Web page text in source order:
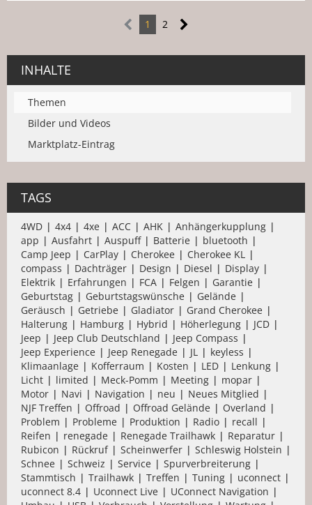
1 2
INHALTE
Themen
Bilder und Videos
Marktplatz-Eintrag
TAGS
4WD 4x4 4xe ACC AHK
Anhängerkupplung
app
Ausfahrt Auspuff Batterie
bluetooth
Camp Jeep
CarPlay Cherokee
Cherokee KL
compass
Dachträger Design Diesel
Display
Elektrik
Erfahrungen FCA Felgen
Garantie
Geburtstag
Geburtstagswünsche
Gelände
Geräusch
Getriebe Gladiator
Grand Cherokee
Halterung
Hamburg Hybrid Höherlegung
JCD
Jeep
Jeep Club Deutschland
Jeep Compass
Jeep Experience
Jeep Renegade JL
keyless
Klimaanlage
Kofferraum Kosten LED
Lenkung
Licht
limited Meck-Pomm Meeting
mopar
Motor
Navi Navigation neu
Neues Mitglied
NJF Treffen
Offroad Offroad Gelände
Overland
Problem
Probleme Produktion Radio
recall
Reifen
renegade Renegade Trailhawk
Reparatur
Rubicon
Rückruf Scheinwerfer
Schleswig Holstein
Schnee
Schweiz Service
Spurverbreiterung
Stammtisch
Trailhawk Treffen Tuning
uconnect
uconnect 8.4
Uconnect Live
UConnect Navigation